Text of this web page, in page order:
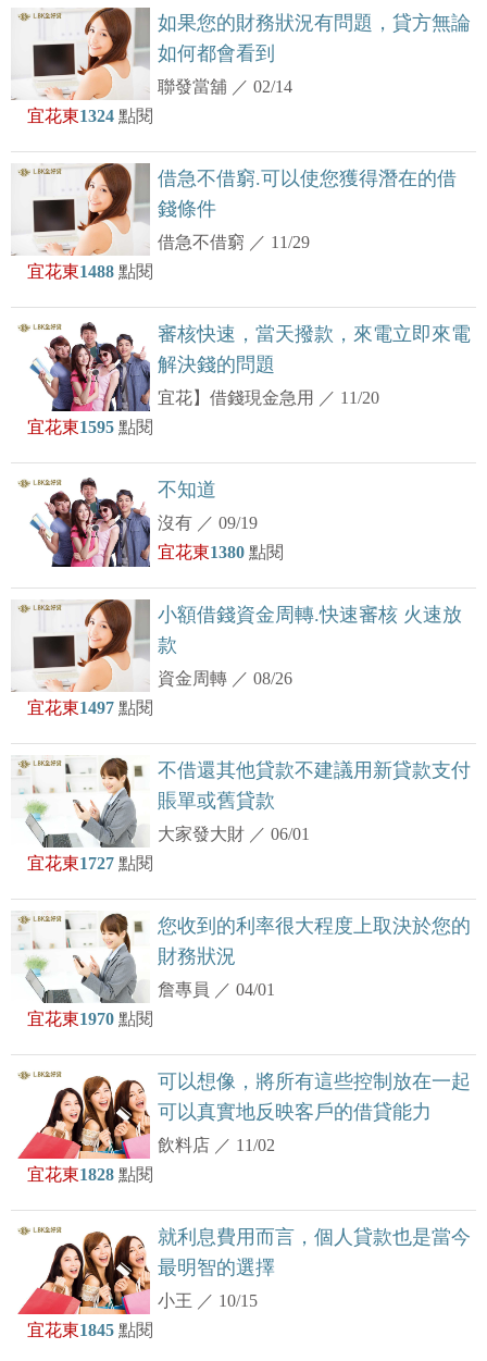
如果您的財務狀況有問題，貸方無論
如何都會看到
聯發當舖 ／02/14
宜花東1324 點閱
借急不借窮.可以使您獲得潛在的借
錢條件
借急不借窮 ／ 11/29
宜花東1488 點閱
審核快速，當天撥款，來電立即來電
解決錢的問題
宜花】借錢現金急用 ／ 11/20
宜花東1595 點閱
不知道
沒有 ／09/19
宜花東1380點閱
小額借錢資金周轉.快速審核 火速放
款
資金周轉 ／08/26
宜花東1497 點閱
不借還其他貸款不建議用新貸款支付
賬單或舊貸款
大家發大財 ／06/01
宜花東1727 點閱
您收到的利率很大程度上取決於您的
財務狀況
詹專員 ／04/01
宜花東1970 點閱
可以想像，將所有這些控制放在一起
可以真實地反映客戶的借貸能力
飲料店 ／ 11/02
宜花東1828 點閱
就利息費用而言，個人貸款也是當今
最明智的選擇
小王 ／ 10/15
宜花東1845 點閱